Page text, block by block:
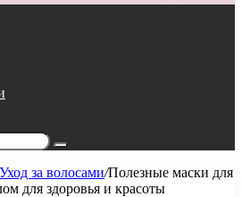
Поиск...
Уход за волосами/Полезные маски для
для здоровья и красоты